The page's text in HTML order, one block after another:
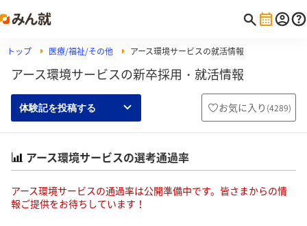
トップ 医療/福祉/その他 アース環境サービスの就活情報
アース環境サービスの新卒採用・就活情報
体験記を投稿する お気に入り (4289)
アース環境サービスの選考通過率
アース環境サービスの通過率は公開準備中です。皆さまからの情
報ご提供をお待ちしています！